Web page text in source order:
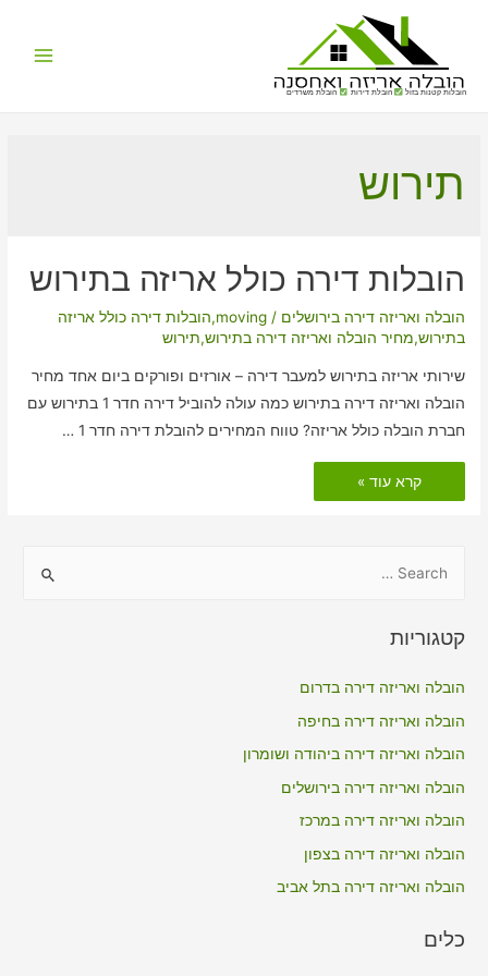
הובלות קטנות בזול הובלת דירות הובלת משרדים
תירוש
הובלות דירה כולל אריזה בתירוש
הובלה ואריזה דירה בירושלים /
moving
,הובלות דירה כולל אריזה
בתירוש,מחיר הובלה ואריזה דירה בתירוש,תירוש
שירותי אריזה בתירוש למעבר דירה – אורזים ופורקים ביום אחד מחיר
הובלה ואריזה דירה בתירוש כמה עולה להוביל דירה חדר 1 בתירוש עם
חברת הובלה כולל אריזה? טווח המחירים להובלת דירה חדר 1 …
הובלות
דירה
כולל
קרא עוד »
r
o
r
:
קטגוריות
הובלה ואריזה דירה בדרום
הובלה ואריזה דירה בחיפה
הובלה ואריזה דירה ביהודה ושומרון
הובלה ואריזה דירה בירושלים
הובלה ואריזה דירה במרכז
הובלה ואריזה דירה בצפון
הובלה ואריזה דירה בתל אביב
כלים